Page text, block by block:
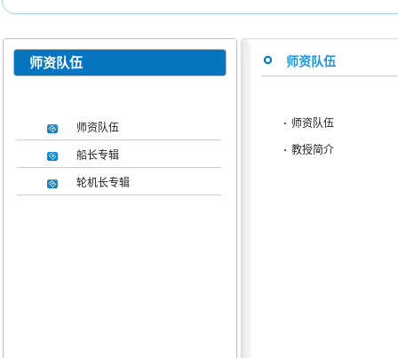
师资队伍
师资队伍
船长专辑
轮机长专辑
师资队伍
· 师资队伍
· 教授简介